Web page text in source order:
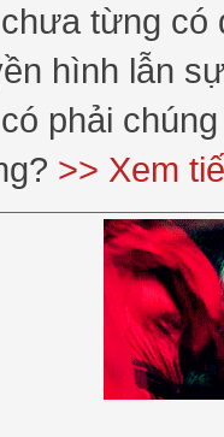
từng có
hình lẫn
phải
>> Xem